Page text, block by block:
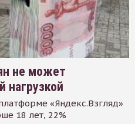
не может
нагрузкой
«Яндекс.Взгляд»
18 лет, 22%